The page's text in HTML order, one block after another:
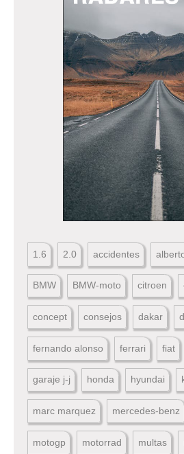
1.6 2.0 accidentes
BMW BMW-moto citroen
concept consejos dakar
fernando alonso ferrari fiat
garaje j-j honda hyundai
marc marquez mercedes-benz
motogp motorrad multas